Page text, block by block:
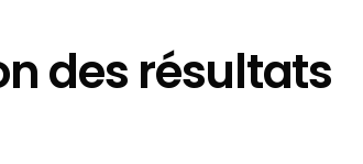
des résultats